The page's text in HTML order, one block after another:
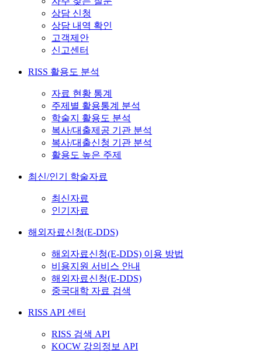
상담 신청
상담 내역 확인
고객제안
신고센터
RISS 활용도 분석
자료 현황 통계
주제별 활용통계 분석
학술지 활용도 분석
복사/대출제공 기관 분석
복사/대출신청 기관 분석
활용도 높은 주제
최신/인기 학술자료
최신자료
인기자료
해외자료신청(E-DDS)
해외자료신청(E-DDS) 이용 방법
비용지원 서비스 안내
해외자료신청(E-DDS)
중국대학 자료 검색
RISS API 센터
RISS 검색 API
KOCW 강의정보 API